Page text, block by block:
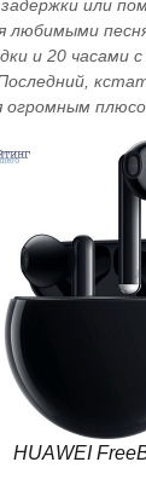
или
любимыми
и 20 часами
огромным
HUAWEI